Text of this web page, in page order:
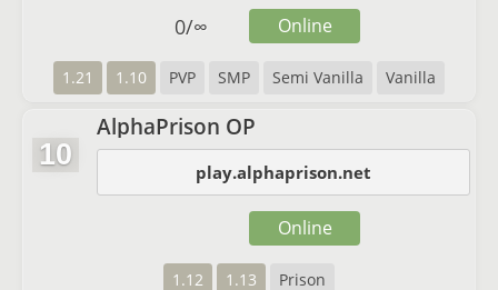
1.21 1.10 PVP SMP Semi Vanilla Vanilla
0/∞ Online
10
AlphaPrison OP
play.alphaprison.net
1.12 1.13 Prison
Online